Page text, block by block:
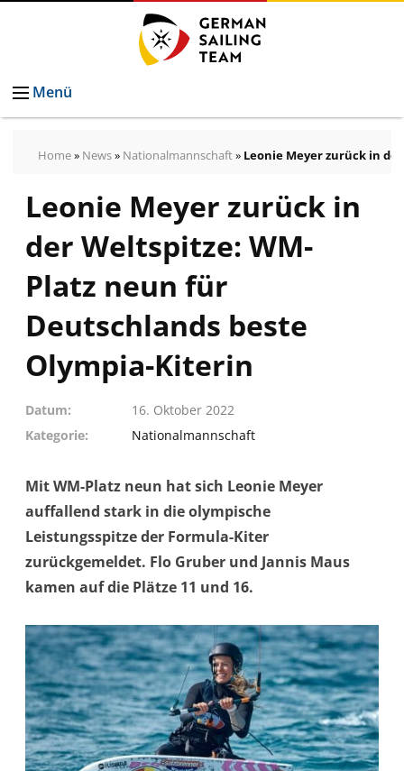
Menü
Home» News» Nationalmannschaft» Leonie Meyer zurück in
Leonie Meyer zurück in
der Weltspitze: WM-
Platz neun für
Deutschlands beste
Olympia-Kiterin
Datum
16. Oktober 2022
Kategorie
Nationalmannschaft
Mit WM-Platz neun hat sich Leonie Meyer
auffallend stark in die olympische
Leistungsspitze der Formula-Kiter
zurückgemeldet. Flo Gruber und Jannis Maus
kamen auf die Plätze 11 und 16.